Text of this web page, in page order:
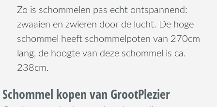
Zo is schommelen pas echt ontspannend:
zwaaien en zwieren door de lucht. De hoge
schommel heeft schommelpoten van 270cm
lang, de hoogte van deze schommel is ca.
238cm.
Schommel kopen van GrootPlezier